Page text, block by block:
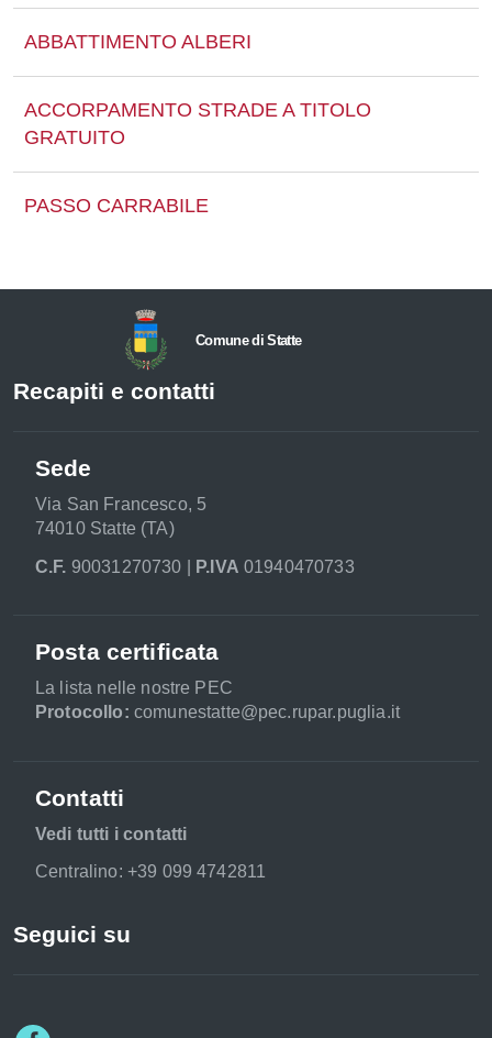
ABBATTIMENTO ALBERI
ACCORPAMENTO STRADE A TITOLO
GRATUITO
PASSO CARRABILE
Comune di Statte
Recapiti e contatti
Sede
Via San Francesco, 5
74010 Statte (TA)
C.F. 90031270730 | P.IVA 01940470733
Posta certificata
La lista nelle nostre PEC
Protocollo: comunestatte@pec.rupar.puglia.it
Contatti
Vedi tutti i contatti
Centralino: +39 099 4742811
Seguici su